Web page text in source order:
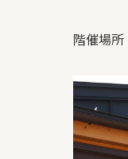
階催場